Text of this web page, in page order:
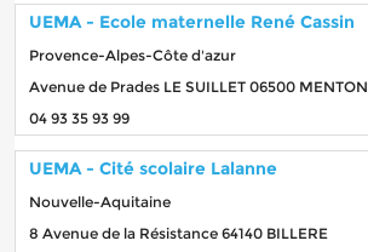
UEMA - Ecole maternelle René Cassin
Provence-Alpes-Côte d'azur
Avenue de Prades LE SUILLET 06500 MENTON
04 93 35 93 99
UEMA - Cité scolaire Lalanne
Nouvelle-Aquitaine
8 Avenue de la Résistance 64140 BILLERE